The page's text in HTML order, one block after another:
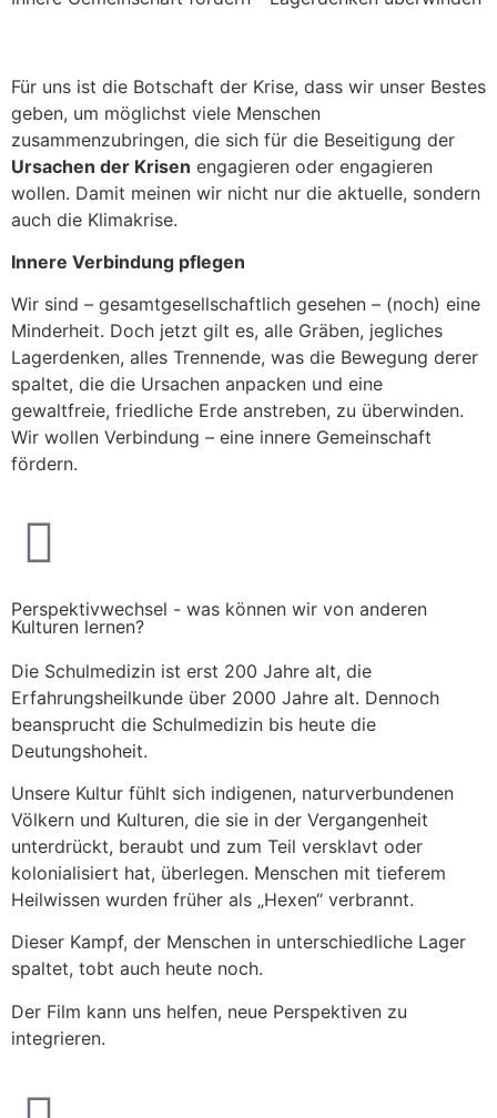
Für uns ist die Botschaft der Krise, dass wir unser Bestes
geben, um möglichst viele Menschen
zusammenzubringen, die sich für die Beseitigung der
Ursachen der Krisen engagieren oder engagieren
wollen. Damit meinen wir nicht nur die aktuelle, sondern
auch die Klimakrise.
Innere Verbindung pflegen
Wir sind – gesamtgesellschaftlich gesehen – (noch) eine
Minderheit. Doch jetzt gilt es, alle Gräben, jegliches
Lagerdenken, alles Trennende, was die Bewegung derer
spaltet, die die Ursachen anpacken und eine
gewaltfreie, friedliche Erde anstreben, zu überwinden.
Wir wollen Verbindung – eine innere Gemeinschaft
fördern.
Perspektivwechsel - was können wir von anderen
Kulturen lernen?
Die Schulmedizin ist erst 200 Jahre alt, die
Erfahrungsheilkunde über 2000 Jahre alt. Dennoch
beansprucht die Schulmedizin bis heute die
Deutungshoheit.
Unsere Kultur fühlt sich indigenen, naturverbundenen
Völkern und Kulturen, die sie in der Vergangenheit
unterdrückt, beraubt und zum Teil versklavt oder
kolonialisiert hat, überlegen. Menschen mit tieferem
Heilwissen wurden früher als „Hexen“ verbrannt.
Dieser Kampf, der Menschen in unterschiedliche Lager
spaltet, tobt auch heute noch.
Der Film kann uns helfen, neue Perspektiven zu
integrieren.